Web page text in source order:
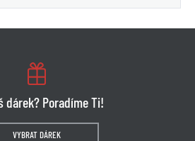
dárek? Poradíme Ti!
VYBRAT DÁREK